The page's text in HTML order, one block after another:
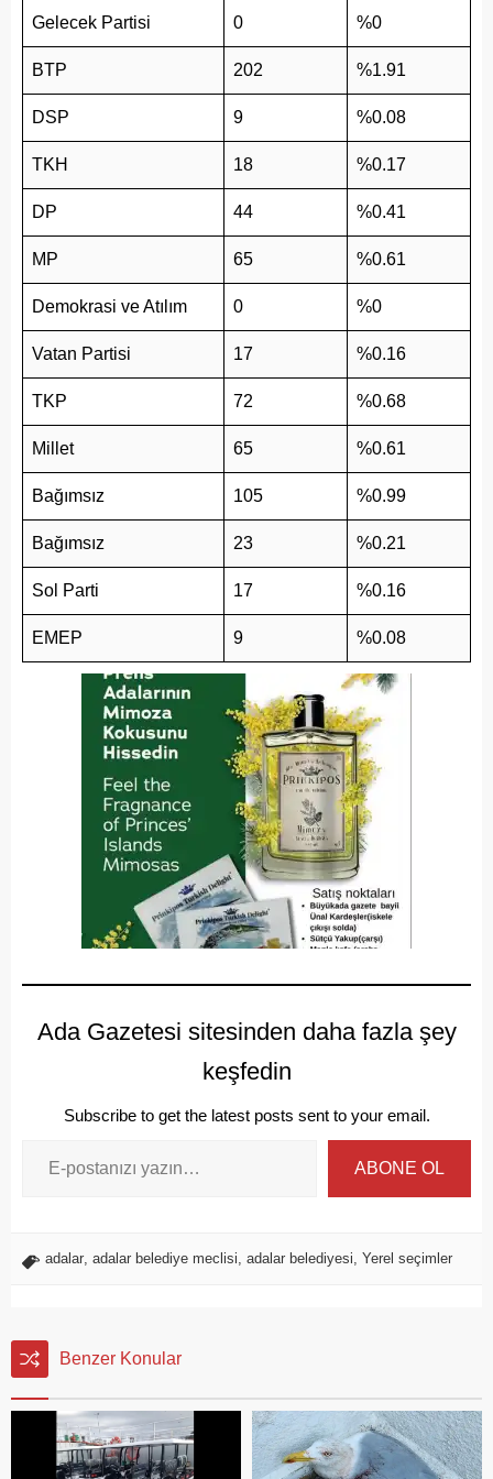
Gelecek Partisi 0 %0
BTP 202 %1.91
DSP 9 %0.08
TKH 18 %0.17
DP 44 %0.41
MP 65 %0.61
Demokrasi ve Atılım 0 %0
Vatan Partisi 17 %0.16
TKP 72 %0.68
Millet 65 %0.61
Bağımsız 105 %0.99
Bağımsız 23 %0.21
Sol Parti 17 %0.16
EMEP 9 %0.08
Ada Gazetesi sitesinden daha fazla şey
keşfedin
Subscribe to get the latest posts sent to your email.
ABONE OL
adalar adalar belediye meclisi adalar belediyesi Yerel seçimler
Benzer Konular